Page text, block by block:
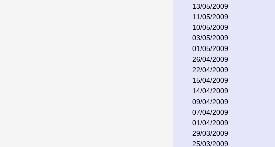
13/05/2009
11/05/2009
10/05/2009
03/05/2009
01/05/2009
26/04/2009
22/04/2009
15/04/2009
14/04/2009
09/04/2009
07/04/2009
01/04/2009
29/03/2009
25/03/2009